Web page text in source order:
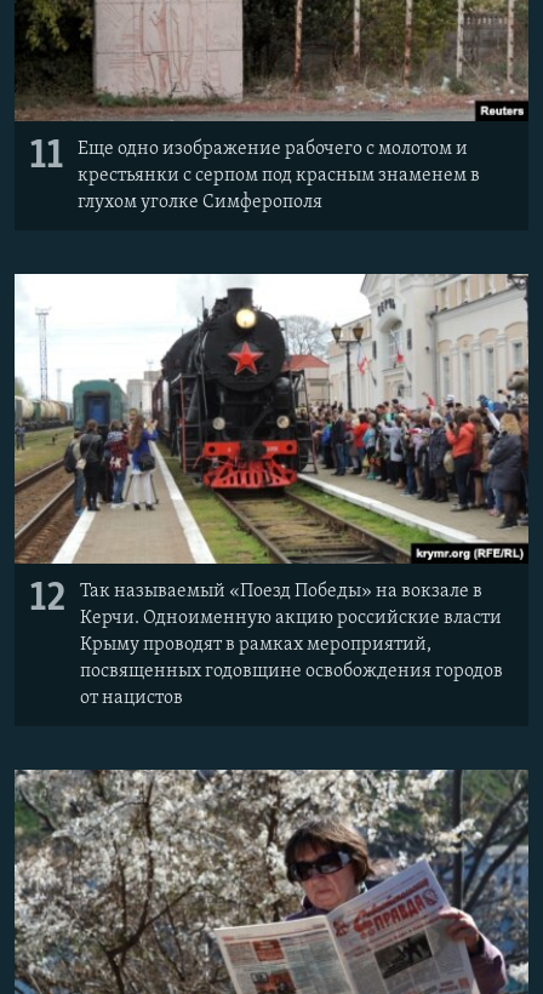
11
Еще одно изображение рабочего с молотом и
крестьянки с серпом под красным знаменем в
глухом уголке Симферополя
12
Так называемый «Поезд Победы» на вокзале в
Керчи. Одноименную акцию российские власти
Крыму проводят в рамках мероприятий,
посвященных годовщине освобождения городов
от нацистов